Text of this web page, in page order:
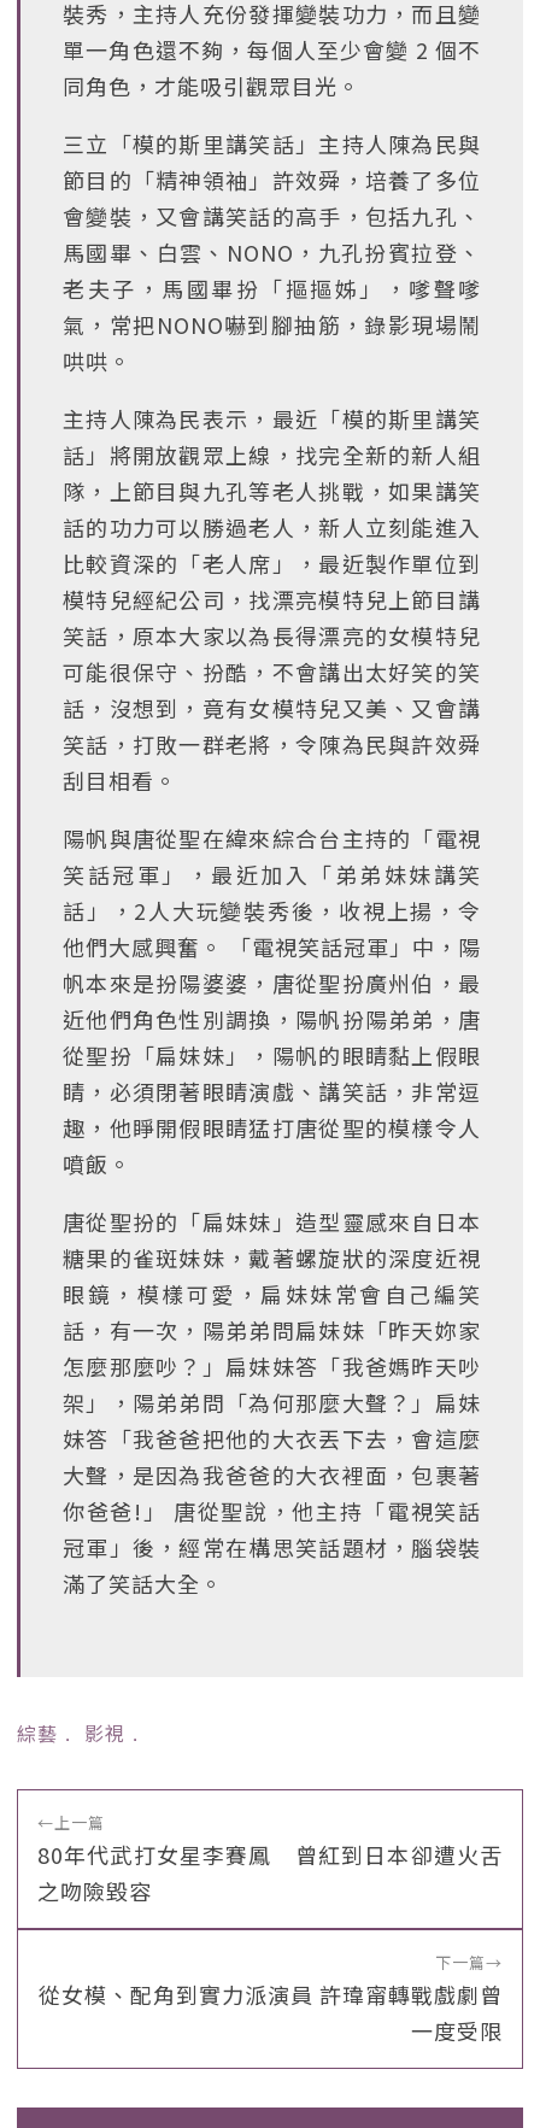
裝秀，主持人充份發揮變裝功力，而且變
單一角色還不夠，每個人至少會變 2 個不
同角色，才能吸引觀眾目光。
三立「模的斯里講笑話」主持人陳為民與
節目的「精神領袖」許效舜，培養了多位
會變裝，又會講笑話的高手，包括九孔、
馬國畢、白雲、NONO，九孔扮賓拉登、
老夫子，馬國畢扮「摳摳姊」，嗲聲嗲
氣，常把NONO嚇到腳抽筋，錄影現場鬧
哄哄。
主持人陳為民表示，最近「模的斯里講笑
話」將開放觀眾上線，找完全新的新人組
隊，上節目與九孔等老人挑戰，如果講笑
話的功力可以勝過老人，新人立刻能進入
比較資深的「老人席」，最近製作單位到
模特兒經紀公司，找漂亮模特兒上節目講
笑話，原本大家以為長得漂亮的女模特兒
可能很保守、扮酷，不會講出太好笑的笑
話，沒想到，竟有女模特兒又美、又會講
笑話，打敗一群老將，令陳為民與許效舜
刮目相看。
陽帆與唐從聖在緯來綜合台主持的「電視
笑話冠軍」，最近加入「弟弟妹妹講笑
話」，2人大玩變裝秀後，收視上揚，令
他們大感興奮。 「電視笑話冠軍」中，陽
帆本來是扮陽婆婆，唐從聖扮廣州伯，最
近他們角色性別調換，陽帆扮陽弟弟，唐
從聖扮「扁妹妹」，陽帆的眼睛黏上假眼
睛，必須閉著眼睛演戲、講笑話，非常逗
趣，他睜開假眼睛猛打唐從聖的模樣令人
噴飯。
唐從聖扮的「扁妹妹」造型靈感來自日本
糖果的雀斑妹妹，戴著螺旋狀的深度近視
眼鏡，模樣可愛，扁妹妹常會自己編笑
話，有一次，陽弟弟問扁妹妹「昨天妳家
怎麼那麼吵？」扁妹妹答「我爸媽昨天吵
架」，陽弟弟問「為何那麼大聲？」扁妹
妹答「我爸爸把他的大衣丟下去，會這麼
大聲，是因為我爸爸的大衣裡面，包裹著
你爸爸!」 唐從聖說，他主持「電視笑話
冠軍」後，經常在構思笑話題材，腦袋裝
滿了笑話大全。
綜藝 ﹒ 影視 ﹒
←上一篇
80年代武打女星李賽鳳 曾紅到日本卻遭火舌
之吻險毀容
下一篇→
從女模、配角到實力派演員 許瑋甯轉戰戲劇曾
一度受限